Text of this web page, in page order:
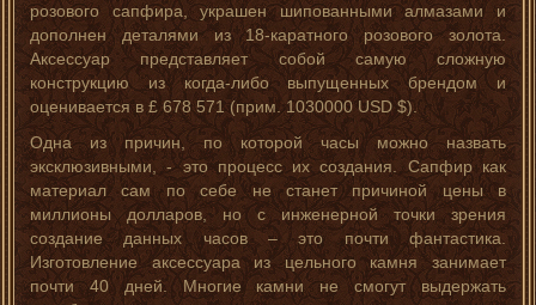
розового сапфира, украшен шипованными алмазами и
дополнен деталями из 18-каратного розового золота.
Аксессуар представляет собой самую сложную
конструкцию из когда-либо выпущенных брендом и
оценивается в £ 678 571 (прим. 1030000 USD $).
Одна из причин, по которой часы можно назвать
эксклюзивными, - это процесс их создания. Сапфир как
материал сам по себе не станет причиной цены в
миллионы долларов, но с инженерной точки зрения
создание данных часов – это почти фантастика.
Изготовление аксессуара из цельного камня занимает
почти 40 дней. Многие камни не смогут выдержать